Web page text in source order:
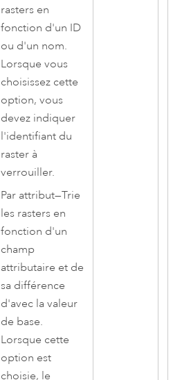
rasters en
fonction d'un ID
ou d'un nom.
Lorsque vous
choisissez cette
option, vous
devez indiquer
l'identifiant du
raster à
verrouiller.
Par attribut—Trie
les rasters en
fonction d'un
champ
attributaire et de
sa différence
d'avec la valeur
de base.
Lorsque cette
option est
choisie, le